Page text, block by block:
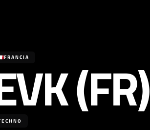
FRANCIA (FR)